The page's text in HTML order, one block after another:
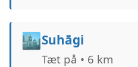
🏙️Suhāgi
Tæt på • 6 km